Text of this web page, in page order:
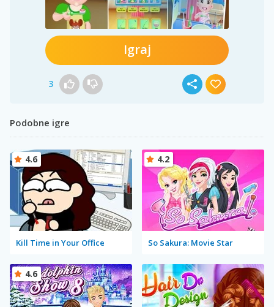
Igraj
3
Podobne igre
Kill Time in Your Office
4.6
So Sakura: Movie Star
4.2
4.6